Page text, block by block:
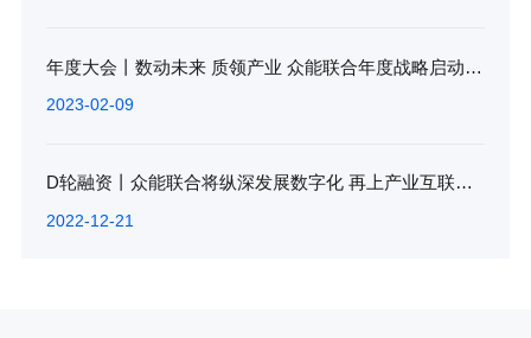
年度大会丨数动未来 质领产业 众能联合年度战略启动会圆满落幕
2023-02-09
D轮融资丨众能联合将纵深发展数字化 再上产业互联网新台阶
2022-12-21